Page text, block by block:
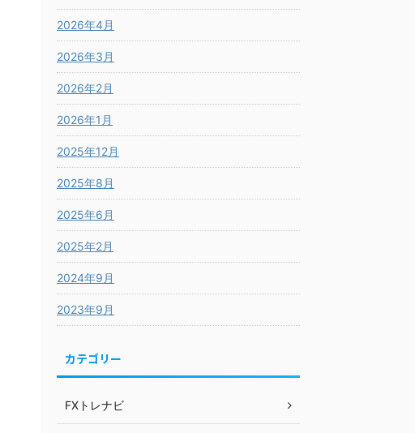
2026年4月
2026年3月
2026年2月
2026年1月
2025年12月
2025年8月
2025年6月
2025年2月
2024年9月
2023年9月
カテゴリー
FXトレナビ